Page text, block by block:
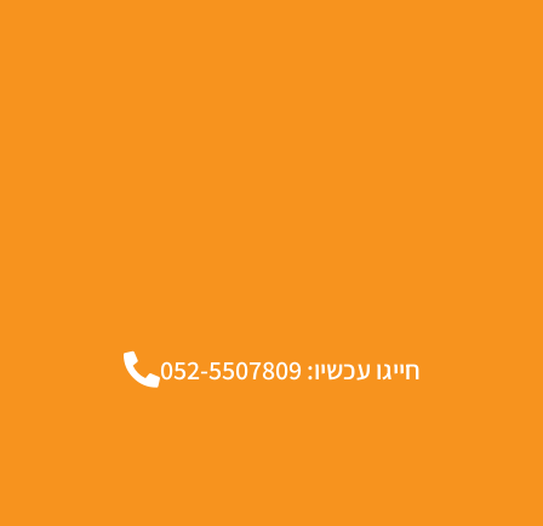
חייגו עכשיו: 052-5507809